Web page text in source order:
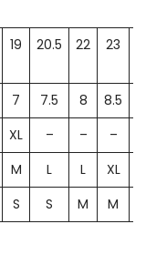
19 20.5 22 23
7 7.5 8 8.5
XL – – –
M L L XL
S S M M